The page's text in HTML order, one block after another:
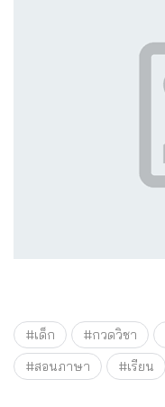
#เด็ก #กวดวิชา
#สอนภาษา
#เรียน